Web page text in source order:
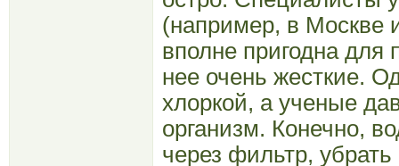
(например, в Москве
вполне пригодна для
нее очень жесткие.
хлоркой, а ученые
организм. Конечно,
через фильтр,